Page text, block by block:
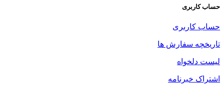
حساب کاربری
حساب کاربری
تاریخچه سفارش ها
لیست دلخواه
اشتراک خبرنامه